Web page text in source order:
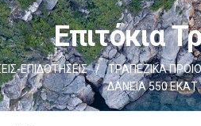
Επιτόκια
ΕΠΙΔΟΤΗΣΕΙΣ / ΤΡΑΠΕΖΙΚΑ
ΔΑΝΕΙΑ 550